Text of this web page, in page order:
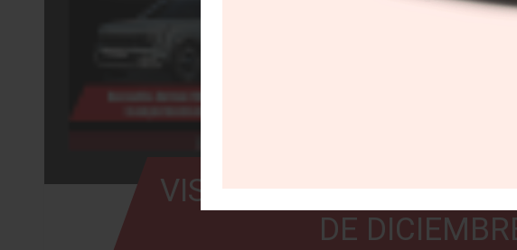
VISIÓN AUTOMOTRIZ/
DE